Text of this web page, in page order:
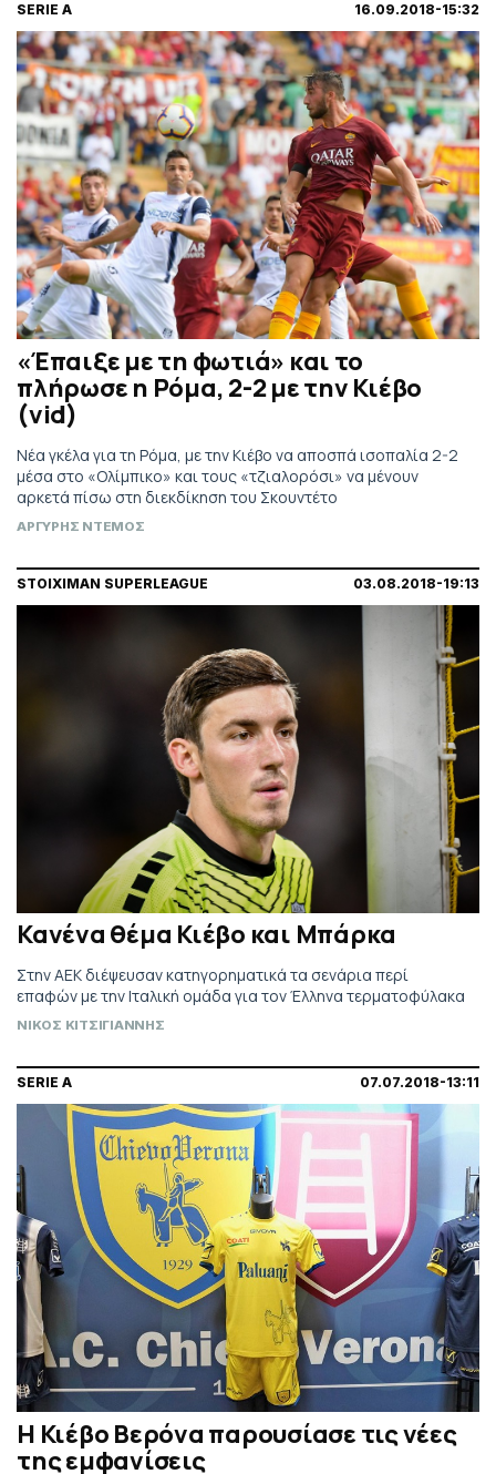
SERIE A 16.09.2018-15:32
«Έπαιξε με τη φωτιά» και το
πλήρωσε η Ρόμα, 2-2 με την Κιέβο
(vid)
Νέα γκέλα για τη Ρόμα, με την Κιέβο να αποσπά ισοπαλία 2-2
μέσα στο «Ολίμπικο» και τους «τζιαλορόσι» να μένουν
αρκετά πίσω στη διεκδίκηση του Σκουντέτο
ΑΡΓΥΡΗΣ ΝΤΕΜΟΣ
STOIXIMAN SUPERLEAGUE 03.08.2018-19:13
Κανένα θέμα Κιέβο και Μπάρκα
Στην ΑΕΚ διέψευσαν κατηγορηματικά τα σενάρια περί
επαφών με την Ιταλική ομάδα για τον Έλληνα τερματοφύλακα
ΝΙΚΟΣ ΚΙΤΣΙΓΙΑΝΝΗΣ
SERIE A 07.07.2018-13:11
Η Κιέβο Βερόνα παρουσίασε τις νέες
της εμφανίσεις